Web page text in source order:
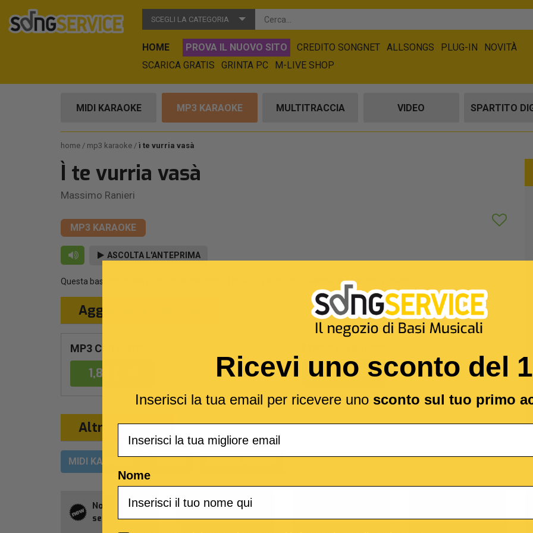
SCEGLI LA CATEGORIA
HOME PROVA IL NUOVO SITO CREDITO SONGNET ALLSONGS PLUG-IN
NOVITÀ
SCARICA GRATIS
GRINTA PC M-LIVE SHOP
MIDI KARAOKE MP3 KARAOKE MULTITRACCIA VIDEO SPARTITO
home mp3 karaoke ì te vurria vasà
Ì te vurria vasà
Massimo Ranieri
MP3 KARAOKE
ASCOLTA L'ANTEPRIMA
Questa base musicale è una cover del brano reso celebre daMassimo Ranieri
Aggiungi al Carrello
MP3 Con testo
1,89 € 1,89 €
Altri formati
MIDI KARAOKE
Novità della
settimana
Abbonamento
Allsongs
Ricevi uno sconto del
Inserisci la tua email per ricevere uno sconto sul tuo primo
Nome